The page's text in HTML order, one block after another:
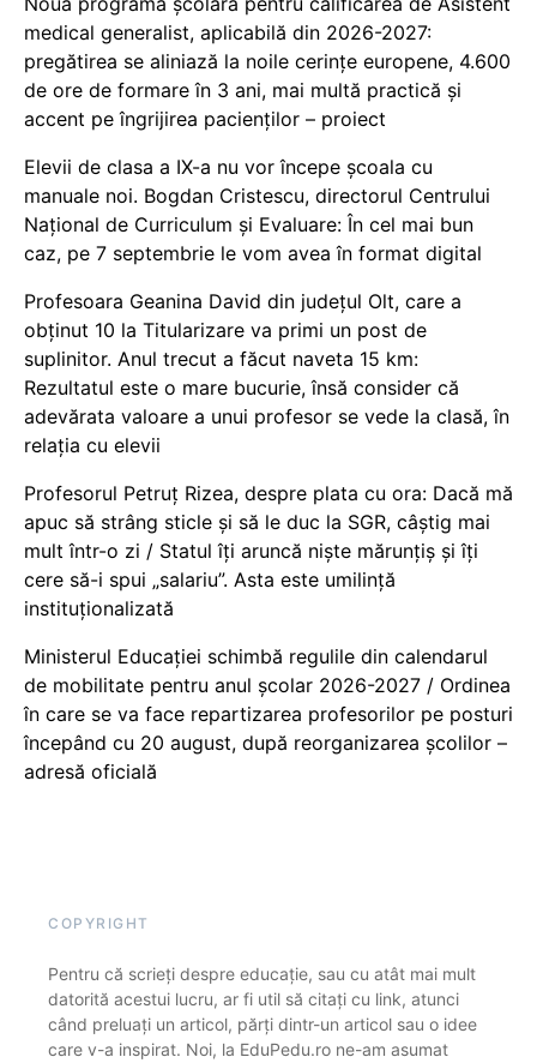
medical generalist, aplicabilă din 2026-2027:
pregătirea se aliniază la noile cerințe europene, 4.600
de ore de formare în 3 ani, mai multă practică și
accent pe îngrijirea pacienților – proiect
Elevii de clasa a IX-a nu vor începe școala cu
manuale noi. Bogdan Cristescu, directorul Centrului
Național de Curriculum și Evaluare: În cel mai bun
caz, pe 7 septembrie le vom avea în format digital
Profesoara Geanina David din județul Olt, care a
obținut 10 la Titularizare va primi un post de
suplinitor. Anul trecut a făcut naveta 15 km:
Rezultatul este o mare bucurie, însă consider că
adevărata valoare a unui profesor se vede la clasă, în
relația cu elevii
Profesorul Petruț Rizea, despre plata cu ora: Dacă mă
apuc să strâng sticle și să le duc la SGR, câștig mai
mult într-o zi / Statul îți aruncă niște mărunțiș și îți
cere să-i spui „salariu”. Asta este umilință
instituționalizată
Ministerul Educației schimbă regulile din calendarul
de mobilitate pentru anul școlar 2026-2027 / Ordinea
în care se va face repartizarea profesorilor pe posturi
începând cu 20 august, după reorganizarea școlilor –
adresă oficială
COPYRIGHT
Pentru că scrieți despre educație, sau cu atât mai mult
datorită acestui lucru, ar fi util să citați cu link, atunci
când preluați un articol, părți dintr-un articol sau o idee
care v-a inspirat. Noi, la EduPedu.ro ne-am asumat